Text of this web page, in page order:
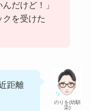
だけど！」
クを受けた
のりを(幼馴
染)
距離